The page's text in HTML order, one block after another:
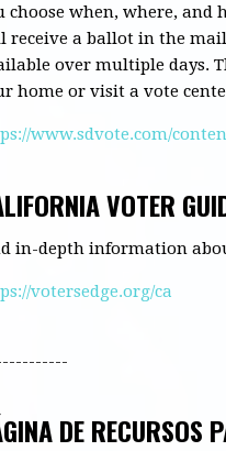
choose when, where, and
receive a ballot in the
over multiple days.
home or visit a vote
www.sdvote.com/
VOTER
in-depth information
votersedge.org/ca
DE RECURSOS